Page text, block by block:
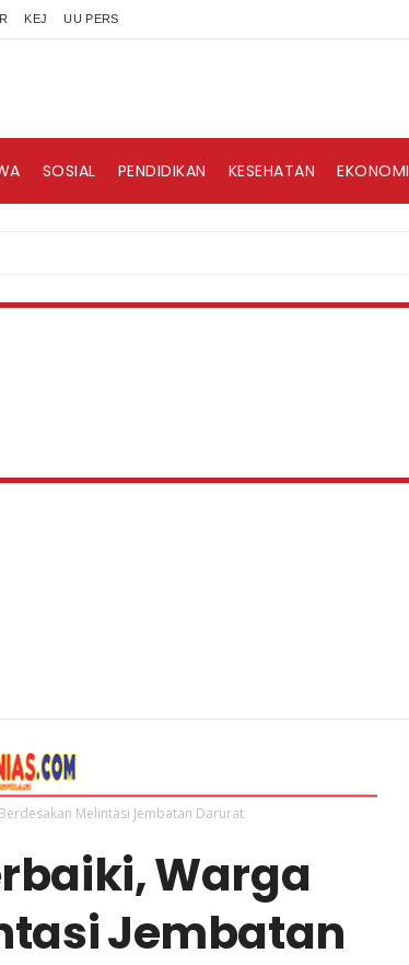
KEJ UU PERS
SOSIAL PENDIDIKAN KESEHATAN EKONOMI
Melintasi Jembatan Darurat
Warga
Jembatan